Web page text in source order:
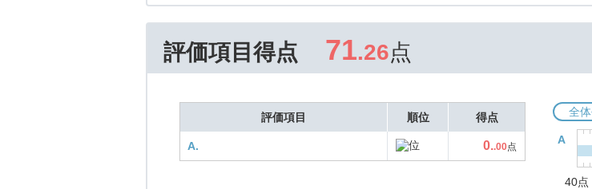
評価項目得点 71.26点
評価項目 順位 得点
A. 0..00点
全
A
40点